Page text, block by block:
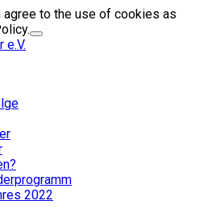
to the use of cookies as
2022